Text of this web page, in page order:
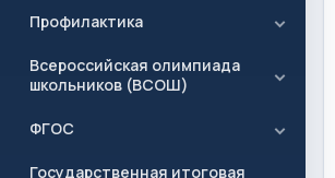
Профилактика
Всероссийская олимпиада
школьников (ВСОШ)
ФГОС
Государственная итоговая